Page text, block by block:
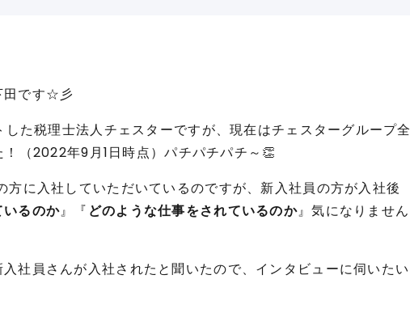
田です☆彡
た税理士法人チェスターですが、現在はチェスターグループ全
！（2022年9月1日時点）パチパチパチ～👏
方に入社していただいているのですが、新入社員の方が入社後
いるのか』『 どのような仕事をされているのか』気になりません
社員さんが入社されたと聞いたので、インタビューに伺いたい